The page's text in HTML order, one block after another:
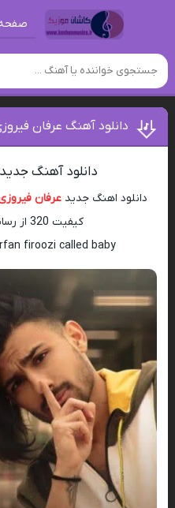
دانلود آهنگ عرفان
دانلود آهنگ
دانلود اهنگ جدید عرفان
کیفیت 320 از رسانه ی
firoozi called baby